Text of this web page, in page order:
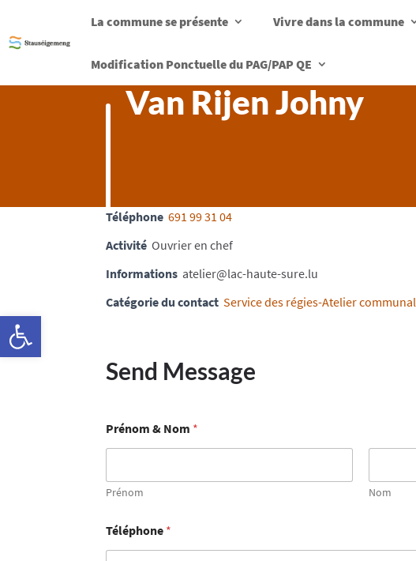
La commune se présente Vivre dans la commune
Modification Ponctuelle du PAG/PAP QE
Van Rijen Johny
Téléphone 691 99 31 04
Activité Ouvrier en chef
Informations atelier@lac-haute-sure.lu
Catégorie du contact Service des régies-Atelier communal
Send Message
Prénom & Nom *
Prénom Nom
Téléphone *
Ouvrir la barre d’outils